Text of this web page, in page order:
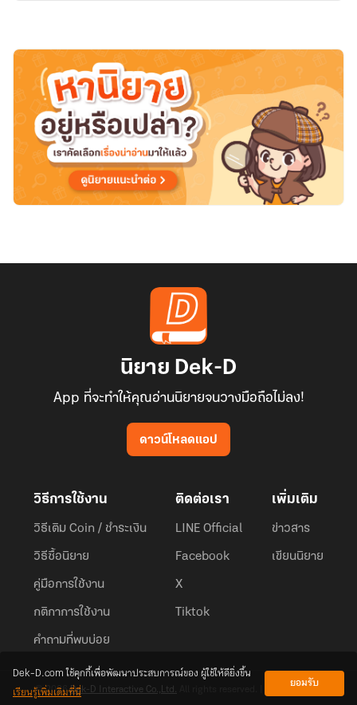
รา
กอส
นิยาย Dek-D
App ที่จะทำให้คุณอ่านนิยายจนวางมือถือไม่ลง!
ดาวน์โหลดแอป
วิธีการใช้งาน
วิธีเติม Coin / ชำระเงิน
วิธีซื้อนิยาย
คู่มือการใช้งาน
กติกาการใช้งาน
คำถามที่พบบ่อย
ติดต่อเรา
LINE Official
Facebook
X
Tiktok
เพิ่มเติม
ข่าวสาร
เขียนนิยาย
© 2026Dek-D Interactive Co.,Ltd.
Dek-D.com ใช้คุกกี้เพื่อพัฒนาประสบการณ์ของ ผู้ใช้ให้ดียิ่งขึ้น
เรียนรู้เพิ่มเติมที่นี่
ยอมรับ